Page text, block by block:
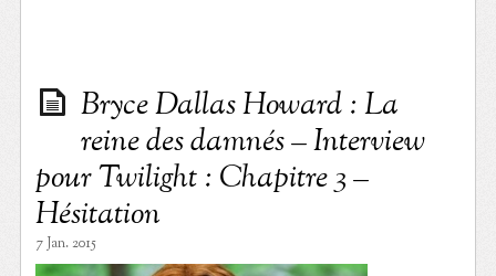
Bryce Dallas Howard : La
reine des damnés – Interview
pour Twilight : Chapitre 3 –
Hésitation
7 Jan. 2015